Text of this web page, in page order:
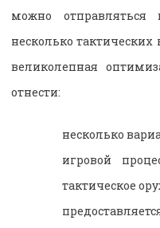
можно отправляться
несколько тактических
великолепная
отнести:
несколько
игровой
тактическое